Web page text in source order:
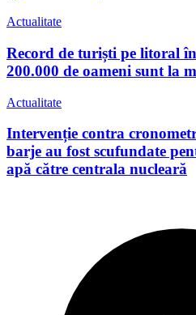
Actualitate
Record de turiști pe litoral în
200.000 de oameni sunt la
Actualitate
Intervenție contra
barje au fost scufundate
apă către centrala nucleară